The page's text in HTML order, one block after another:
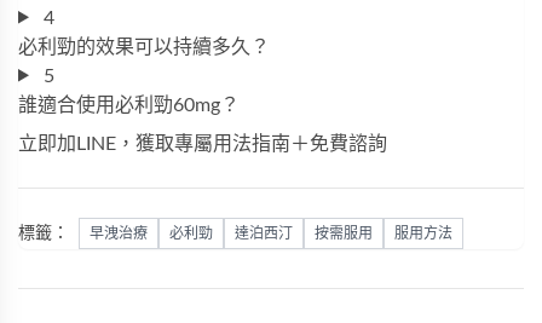
4
必利勁的效果可以持續多久？
5
誰適合使用必利勁60mg？
立即加LINE，獲取專屬用法指南＋免費諮詢
標籤： 早洩治療 必利勁 達泊西汀 按需服用 服用方法